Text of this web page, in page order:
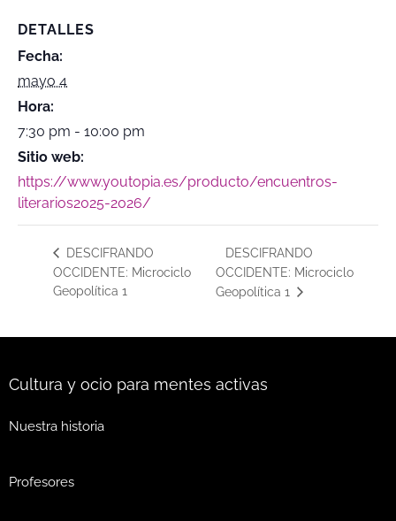
DETALLES
Fecha:
mayo 4
Hora:
7:30 pm - 10:00 pm
Sitio web:
https://www.youtopia.es/producto/encuentros-
literarios2025-2026/
DESCIFRANDO
OCCIDENTE: Microciclo
Geopolítica 1
DESCIFRANDO
OCCIDENTE: Microciclo
Geopolítica 1
Cultura y ocio para mentes activas
Nuestra historia
Profesores